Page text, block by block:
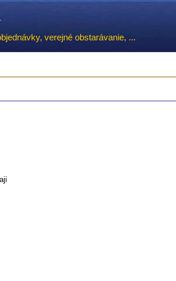
verejné obstarávanie, ...